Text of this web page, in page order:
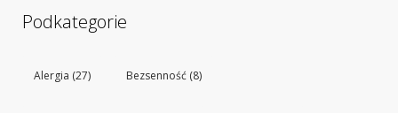
Podkategorie
Alergia (27) Bezsenność (8)